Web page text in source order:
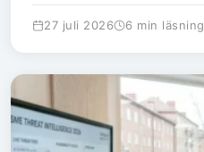
27 juli 2026 6 min läsning